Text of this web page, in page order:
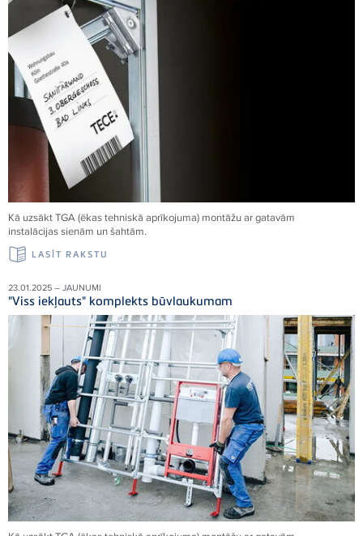
Kā uzsākt TGA (ēkas tehniskā aprīkojuma) montāžu ar gatavām
instalācijas sienām un šahtām.
LASĪT RAKSTU
23.01.2025 – JAUNUMI
"Viss iekļauts" komplekts būvlaukumam